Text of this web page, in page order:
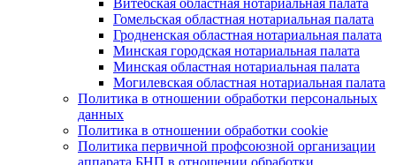
Витебская областная нотариальная палата
Гомельская областная нотариальная палата
Гродненская областная нотариальная палата
Минская городская нотариальная палата
Минская областная нотариальная палата
Могилевская областная нотариальная палата
Политика в отношении обработки персональных
данных
Политика в отношении обработки cookie
Политика первичной профсоюзной организации